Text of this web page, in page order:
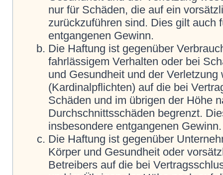
nur für Schäden, die auf ein
zurückzuführen sind. Dies gilt auch
entgangenen Gewinn.
Die Haftung ist gegenüber
fahrlässigem Verhalten oder bei
und Gesundheit und der
(Kardinalpflichten) auf die bei
Schäden und im übrigen der Höhe
Durchschnittsschäden begrenzt.
insbesondere entgangenen Gewinn.
Die Haftung ist gegenüber
Körper und Gesundheit oder
Betreibers auf die bei